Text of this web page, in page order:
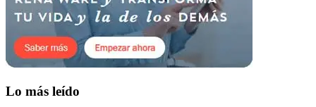
Lo más leído